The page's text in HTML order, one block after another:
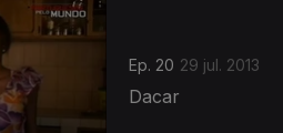
Ep. 20 29 jul. 2013
Dacar